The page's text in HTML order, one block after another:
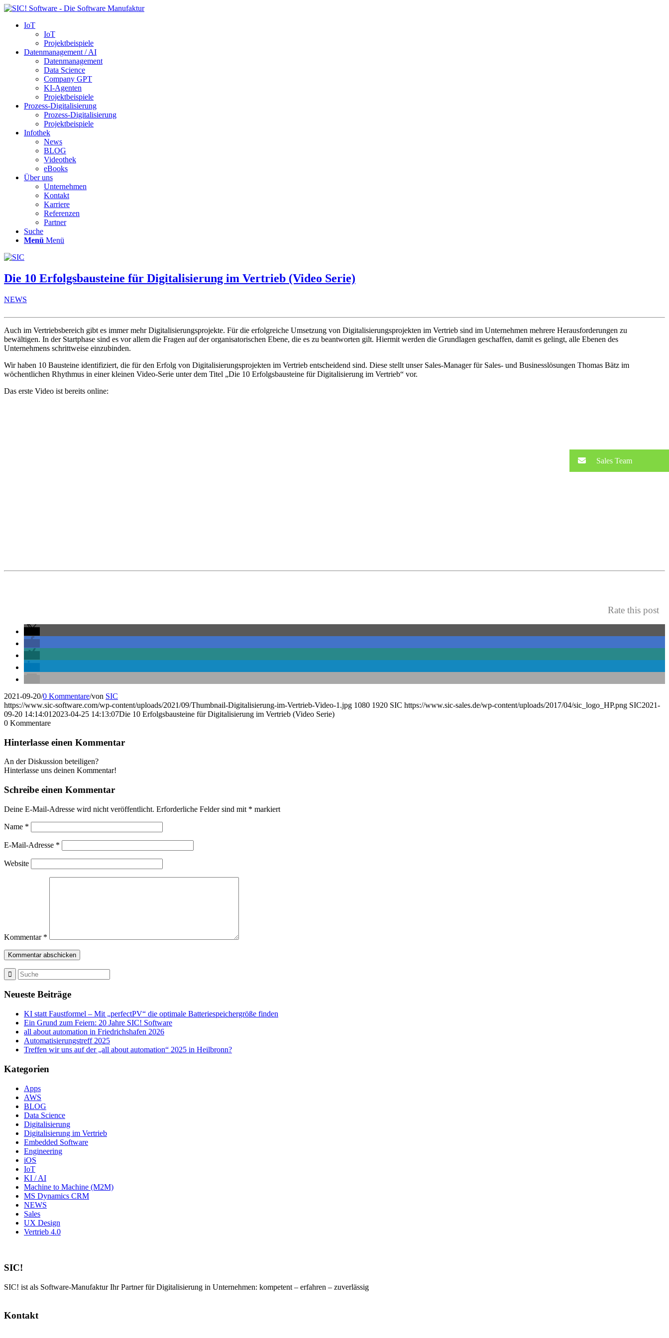
IoT
IoT
Projektbeispiele
Datenmanagement / AI
Datenmanagement
Data Science
Company GPT
KI-Agenten
Projektbeispiele
Prozess-Digitalisierung
Prozess-Digitalisierung
Projektbeispiele
Infothek
News
BLOG
Videothek
eBooks
Über uns
Unternehmen
Kontakt
Karriere
Referenzen
Partner
Suche
Menü Menü
Die 10 Erfolgsbausteine für Digitalisierung im Vertrieb (Video Serie)
NEWS
Auch im Vertriebsbereich gibt es immer mehr Digitalisierungsprojekte. Für die erfolgreiche Umsetzung von Digitalisierungsprojekten im Vertrieb sind im Unternehmen mehrere Herausforderungen zu
bewältigen. In der Startphase sind es vor allem die Fragen auf der organisatorischen Ebene, die es zu beantworten gilt. Hiermit werden die Grundlagen geschaffen, damit es gelingt, alle Ebenen des
Unternehmens schrittweise einzubinden.
Wir haben 10 Bausteine identifiziert, die für den Erfolg von Digitalisierungsprojekten im Vertrieb entscheidend sind. Diese stellt unser Sales-Manager für Sales- und Businesslösungen Thomas Bätz im
wöchentlichen Rhythmus in einer kleinen Video-Serie unter dem Titel „Die 10 Erfolgsbausteine für Digitalisierung im Vertrieb“ vor.
Das erste Video ist bereits online:
Rate this post
2021-09-20/0 Kommentare/von SIC
https://www.sic-software.com/wp-content/uploads/2021/09/Thumbnail-Digitalisierung-im-Vertrieb-Video-1.jpg 1080 1920 SIC https://www.sic-sales.de/wp-content/uploads/2017/04/sic_logo_HP.png SIC2021-
09-20 14:14:01 2023-04-25 14:13:07Die 10 Erfolgsbausteine für Digitalisierung im Vertrieb (Video Serie)
0 Kommentare
Hinterlasse einen Kommentar
An der Diskussion beteiligen?
Hinterlasse uns deinen Kommentar!
Schreibe einen Kommentar
Deine E-Mail-Adresse wird nicht veröffentlicht. Erforderliche Felder sind mit * markiert
Name *
E-Mail-Adresse *
Website
Kommentar *
Neueste Beiträge
KI statt Faustformel – Mit „perfectPV“ die optimale Batteriespeichergröße finden
Ein Grund zum Feiern: 20 Jahre SIC! Software
all about automation in Friedrichshafen 2026
Automatisierungstreff 2025
Treffen wir uns auf der „all about automation“ 2025 in Heilbronn?
Kategorien
Apps
AWS
BLOG
Data Science
Digitalisierung
Digitalisierung im Vertrieb
Embedded Software
Engineering
iOS
IoT
KI / AI
Machine to Machine (M2M)
MS Dynamics CRM
NEWS
Sales
UX Design
Vertrieb 4.0
SIC!
SIC! ist als Software-Manufaktur Ihr Partner für Digitalisierung in Unternehmen: kompetent – erfahren – zuverlässig
Kontakt
Sales Team